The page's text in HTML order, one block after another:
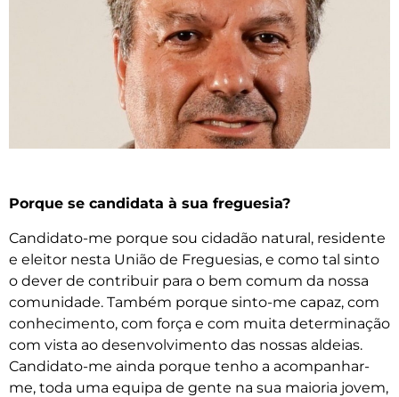
Porque se candidata à sua freguesia?
Candidato-me porque sou cidadão natural, residente
e eleitor nesta União de Freguesias, e como tal sinto
o dever de contribuir para o bem comum da nossa
comunidade. Também porque sinto-me capaz, com
conhecimento, com força e com muita determinação
com vista ao desenvolvimento das nossas aldeias.
Candidato-me ainda porque tenho a acompanhar-
me, toda uma equipa de gente na sua maioria jovem,